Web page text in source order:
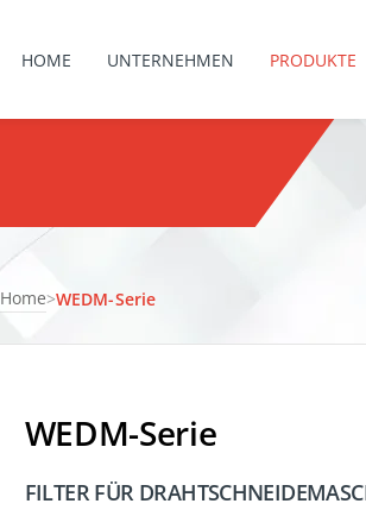
HOME UNTERNEHMEN PRODUKTE
Home>WEDM-Serie
WEDM-Serie
FILTER FÜR